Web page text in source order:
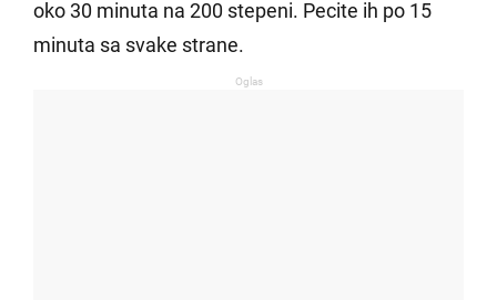
oko 30 minuta na 200 stepeni. Pecite ih po 15
minuta sa svake strane.
Oglas